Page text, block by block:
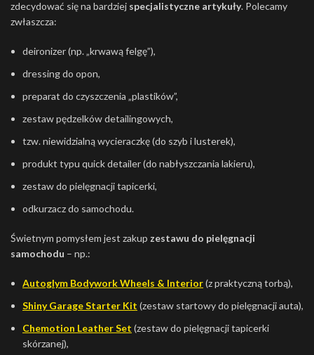
zdecydować się na bardziej specjalistyczne artykuły. Polecamy
zwłaszcza:
deironizer (np. „krwawą felgę”),
dressing do opon,
preparat do czyszczenia „plastików”,
zestaw pędzelków detailingowych,
tzw. niewidzialną wycieraczkę (do szyb i lusterek),
produkt typu quick detailer (do nabłyszczania lakieru),
zestaw do pielęgnacji tapicerki,
odkurzacz do samochodu.
Świetnym pomysłem jest zakup zestawu do pielęgnacji
samochodu – np.:
Autoglym Bodywork Wheels & Interior(z praktyczną torbą),
Shiny Garage Starter Kit (zestaw startowy do pielęgnacji auta),
Chemotion Leather Set (zestaw do pielęgnacji tapicerki
skórzanej),